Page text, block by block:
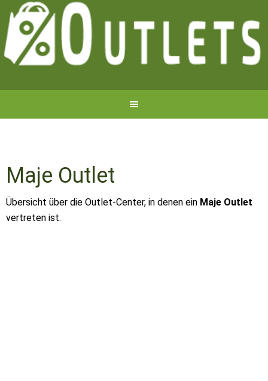
Maje Outlet
Übersicht über die Outlet-Center, in denen ein Maje Outlet
vertreten ist.